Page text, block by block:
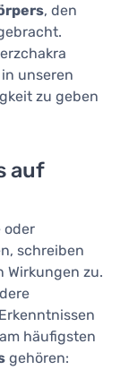
, den
unseren
zu geben
auf
oder
schreiben
Wirkungen zu.
häufigsten
gehören: